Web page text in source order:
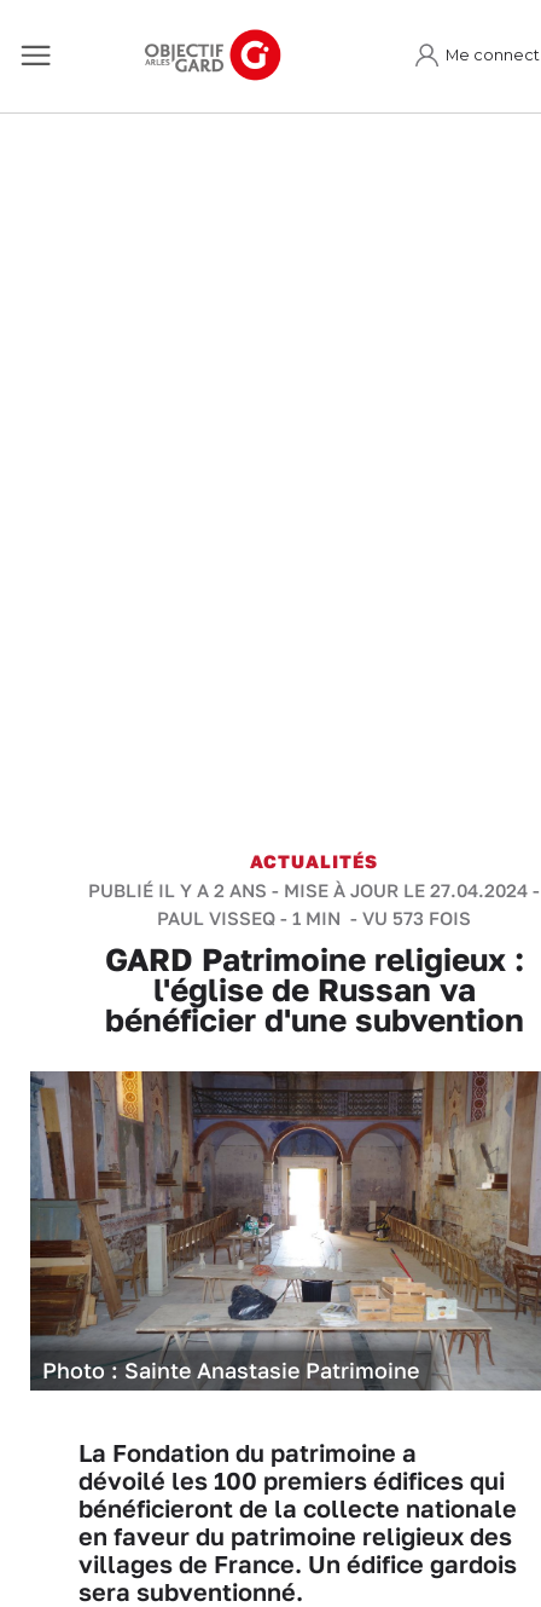
Me
ACTUALITÉS
PUBLIÉ IL Y A 2 ANS - MISE À JOUR LE 27.04.2024 -
PAUL VISSEQ - 1 MIN - VU 573 FOIS
GARD Patrimoine religieux :
l'église de Russan va
bénéficier d'une subvention
Photo : Sainte Anastasie Patrimoine
La Fondation du patrimoine a
dévoilé les 100 premiers édifices qui
bénéficieront de la collecte nationale
en faveur du patrimoine religieux des
villages de France. Un édifice gardois
sera subventionné.